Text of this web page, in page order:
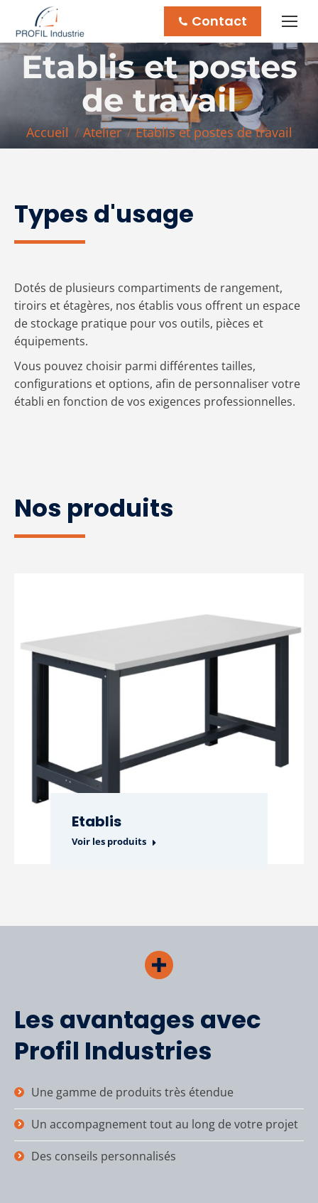
Contact
Etablis et postes
de travail
Vous êtes ici :
Accueil Atelier Etablis et postes de travail
Types d'usage
Dotés de plusieurs compartiments de rangement,
tiroirs et étagères, nos établis vous offrent un espace
de stockage pratique pour vos outils, pièces et
équipements.
Vous pouvez choisir parmi différentes tailles,
configurations et options, afin de personnaliser votre
établi en fonction de vos exigences professionnelles.
Nos produits
Etablis
Voir les produits
Les avantages avec
Profil Industries
Une gamme de produits très étendue
Un accompagnement tout au long de votre projet
Des conseils personnalisés